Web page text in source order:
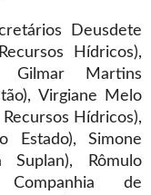
Deusdete
Hídricos),
Gilmar Martins
Virgiane Melo
Hídricos),
Estado), Simone
Suplan), Rômulo
de